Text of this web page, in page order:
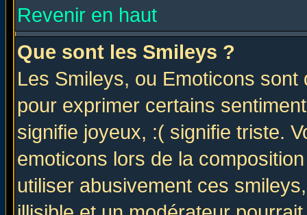
Revenir en haut
Que sont les Smileys ?
Les Smileys, ou Emoticons
pour exprimer certains
signifie joyeux, :( signifie triste.
emoticons lors de la
utiliser abusivement ces